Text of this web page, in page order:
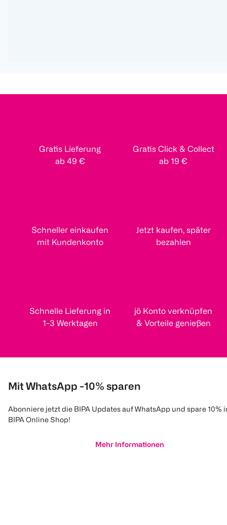
Gratis Lieferung
ab 49 €
Gratis Click & Collect
ab 19 €
Schneller einkaufen
mit Kundenkonto
Jetzt kaufen, später
bezahlen
Schnelle Lieferung in
1-3 Werktagen
jö Konto verknüpfen
& Vorteile genießen
Mit WhatsApp -10% sparen
Abonniere jetzt die BIPA Updates auf WhatsApp und spare 10%
BIPA Online Shop!
Mehr Informationen